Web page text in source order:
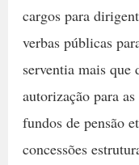
cargos para
verbas públicas
serventia mais que
autorização para
fundos de pensão
concessões